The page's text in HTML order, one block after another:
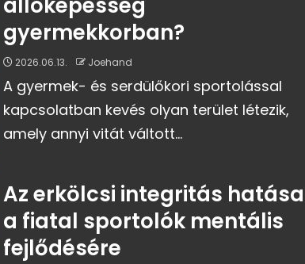
állóképesség
gyermekkorban?
2026.06.13. Joehand
A gyermek- és serdülőkori sportolással
kapcsolatban kevés olyan terület létezik,
amely annyi vitát váltott...
Az erkölcsi integritás hatása
a fiatal sportolók mentális
fejlődésére